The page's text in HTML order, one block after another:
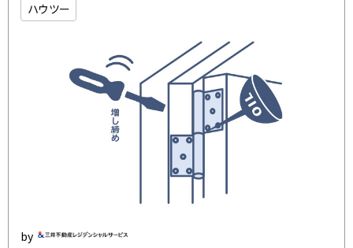
ハウツー